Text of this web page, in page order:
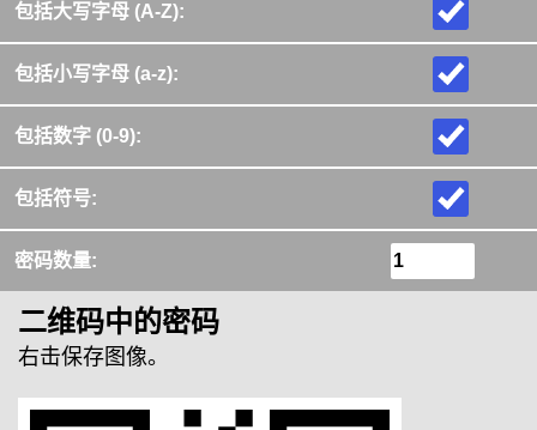
包括大写字母 (A-Z):
包括小写字母 (a-z):
包括数字 (0-9):
包括符号:
密码数量:
二维码中的密码
右击保存图像。